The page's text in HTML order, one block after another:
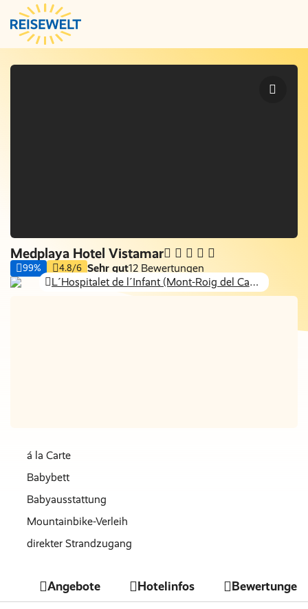
Medplaya Hotel Vistamar
L´Hospitalet de l´Infant (Mont-Roig del Camp), Costa Dorada
99% 4.8/6 Sehr gut12 Bewertungen
á la Carte
Babybett
Babyausstattung
Mountainbike-Verleih
direkter Strandzugang
gratis WLAN
Angebote Hotelinfos Bewertungen